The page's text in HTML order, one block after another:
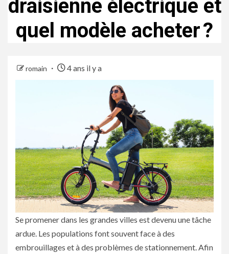
draisienne électrique et
quel modèle acheter ?
romain 4 ans il y a
Se promener dans les grandes villes est devenu une tâche
ardue. Les populations font souvent face à des
embrouillages et à des problèmes de stationnement. Afin